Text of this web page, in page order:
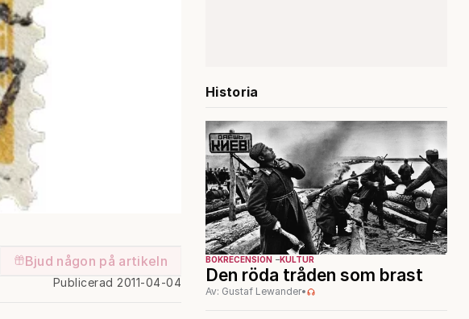
Bjud någon på artikeln
Publicerad 2011-04-04
Historia
BOKRECENSION KULTUR
Den röda tråden som brast
Av: Gustaf Lewander•